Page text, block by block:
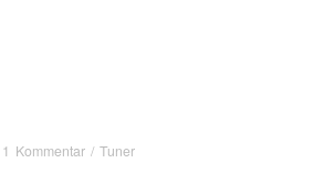
1 Kommentar / Tuner